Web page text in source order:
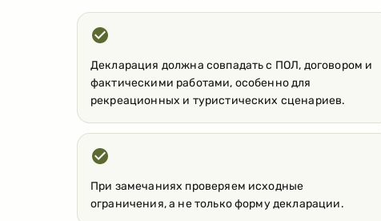
Декларация должна совпадать с ПОЛ, договором и
фактическими работами, особенно для
рекреационных и туристических сценариев.
При замечаниях проверяем исходные
ограничения, а не только форму декларации.